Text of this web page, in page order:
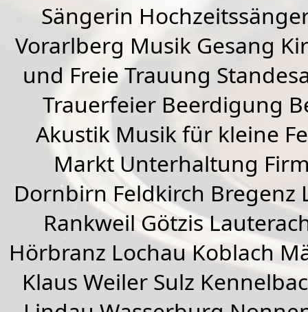
Sängerin
Vorarlberg Musik Gesang
und Freie Trauung
Trauerfeier Beerdigung
Akustik Musik für kleine
Markt Unterhaltung
Dornbirn Feldkirch Bregenz
Rankweil Götzis
Hörbranz LochauKoblach
Klaus Weiler Sulz